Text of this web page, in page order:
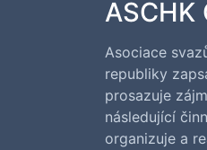
ASCHK
Asociace
republiky
prosazuje
následující
organizuje a